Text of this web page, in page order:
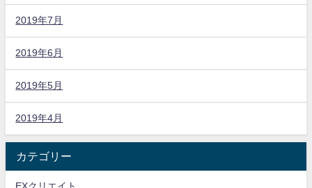
2019年7月
2019年6月
2019年5月
2019年4月
カテゴリー
EXクリエイト